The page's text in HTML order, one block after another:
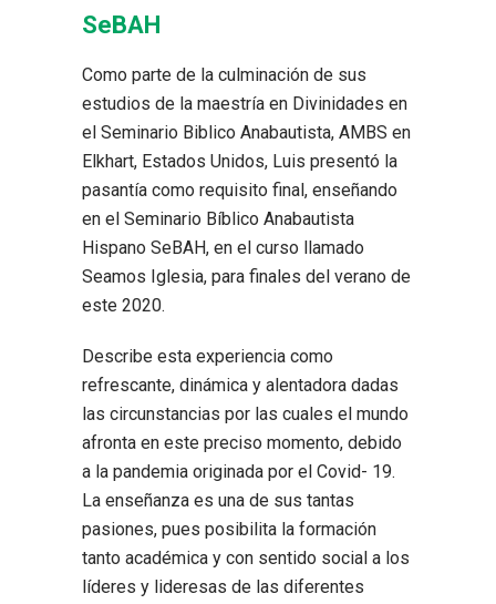
SeBAH
Como parte de la culminación de sus
estudios de la maestría en Divinidades en
el Seminario Biblico Anabautista, AMBS en
Elkhart, Estados Unidos, Luis presentó la
pasantía como requisito final, enseñando
en el Seminario Bíblico Anabautista
Hispano SeBAH, en el curso llamado
Seamos Iglesia, para finales del verano de
este 2020.
Describe esta experiencia como
refrescante, dinámica y alentadora dadas
las circunstancias por las cuales el mundo
afronta en este preciso momento, debido
a la pandemia originada por el Covid- 19.
La enseñanza es una de sus tantas
pasiones, pues posibilita la formación
tanto académica y con sentido social a los
líderes y lideresas de las diferentes